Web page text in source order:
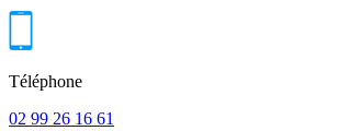
Téléphone
02 99 26 16 61